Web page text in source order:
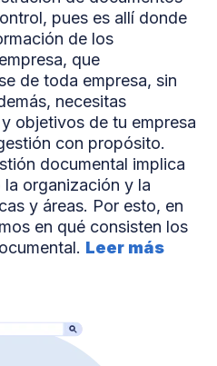
pues es allí donde
de los
que
de toda empresa, sin
necesitas
objetivos de tu empresa
con propósito.
documental implica
organización y la
y áreas. Por esto, en
en qué consisten los
Leer más